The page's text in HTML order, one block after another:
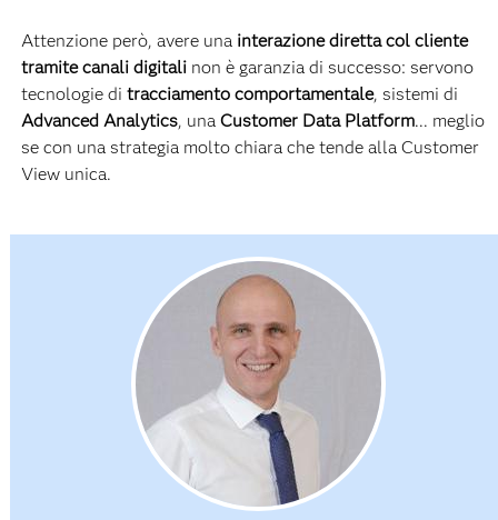
Attenzione però, avere una interazione diretta col cliente
tramite canali digitalinon è garanzia di successo: servono
tecnologie di tracciamento comportamentale, sistemi di
Advanced Analytics, una Customer Data Platform... meglio
se con una strategia molto chiara che tende alla Customer
View unica.